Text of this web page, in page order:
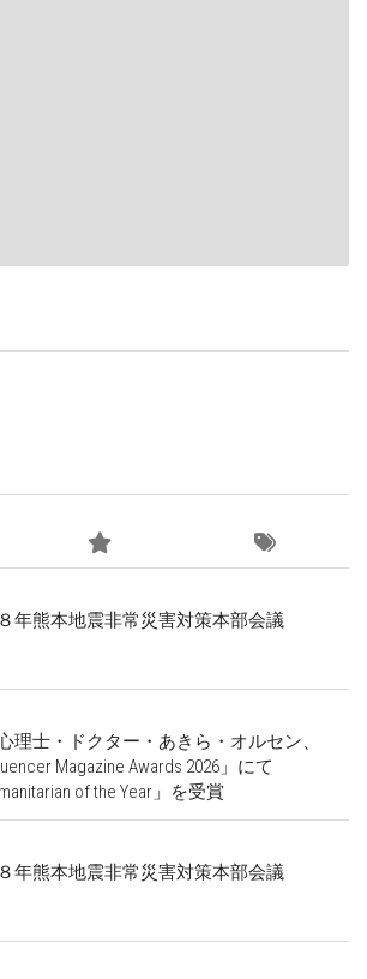
年熊本地震非常災害対策本部会議
理士・ドクター・あきら・オルセン、
Magazine Awards 2026」にて
of the Year」を受賞
年熊本地震非常災害対策本部会議